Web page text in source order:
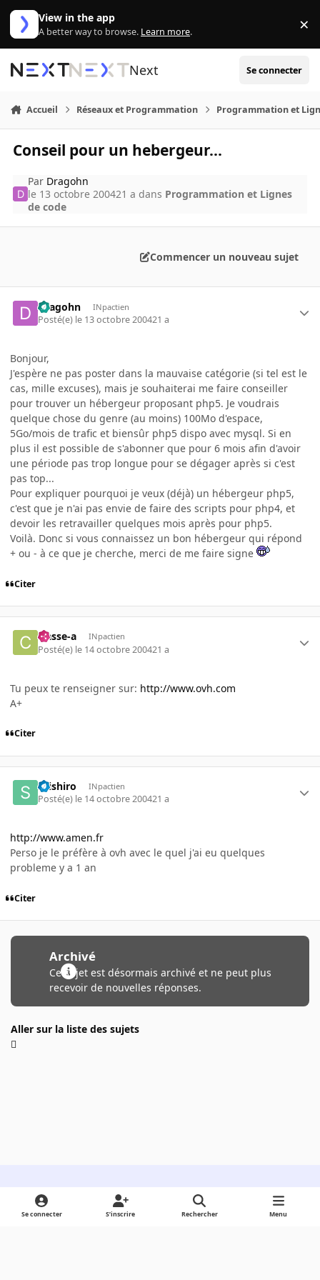
Aller au contenu
View in the app
A better way to browse. Learn more. ×
Next Se connecter
Accueil Réseaux et Programmation Programmation et
Conseil pour un hebergeur...
Par Dragohn
le 13 octobre 200421 a dans Programmation et Lignes
de code
Commencer un nouveau sujet
Dragohn INpactien
Posté(e) le 13 octobre 200421 a
Bonjour,
J'espère ne pas poster dans la mauvaise catégorie (si tel est le
cas, mille excuses), mais je souhaiterai me faire conseiller
pour trouver un hébergeur proposant php5. Je voudrais
quelque chose du genre (au moins) 100Mo d'espace,
5Go/mois de trafic et biensûr php5 dispo avec mysql. Si en
plus il est possible de s'abonner que pour 6 mois afin d'avoir
une période pas trop longue pour se dégager après si c'est
pas top...
Pour expliquer pourquoi je veux (déjà) un hébergeur php5,
c'est que je n'ai pas envie de faire des scripts pour php4, et
devoir les retravailler quelques mois après pour php5.
Voilà. Donc si vous connaissez un bon hébergeur qui répond
+ ou - à ce que je cherche, merci de me faire signe
Citer
classe-a INpactien
Posté(e) le 14 octobre 200421 a
Tu peux te renseigner sur: http://www.ovh.com
A+
Citer
seishiro INpactien
Posté(e) le 14 octobre 200421 a
http://www.amen.fr
Perso je le préfère à ovh avec le quel j'ai eu quelques
probleme y a 1 an
Citer
Archivé
Ce sujet est désormais archivé et ne peut plus
recevoir de nouvelles réponses.
Aller sur la liste des sujets
Light ModeDark ModeSystem Preference
Se connecter S’inscrire Rechercher Menu